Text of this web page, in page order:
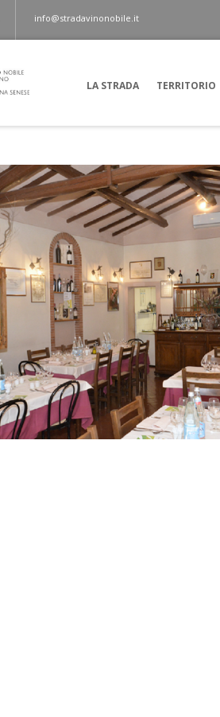
info@stradavinonobile.it
LA STRADA TERRITORIO